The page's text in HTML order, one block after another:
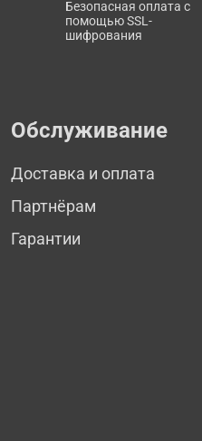
Безопасная оплата с
помощью SSL-
шифрования
Обслуживание
Доставка и оплата
Партнёрам
Гарантии